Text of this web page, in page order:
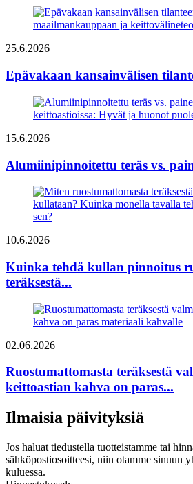
25.6.2026
Epävakaan kansainvälisen
15.6.2026
Alumiinipinnoitettu teräs vs.
10.6.2026
Kuinka tehdä kullan pinnoitus
teräksestä...
02.06.2026
Ruostumattomasta teräksestä
keittoastian kahva on paras...
Ilmaisia ​​päivityksiä
Jos haluat tiedustella tuotteistamme tai
sähköpostiosoitteesi, niin otamme sinuun
kuluessa.